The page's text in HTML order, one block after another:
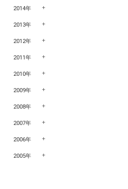
2014年
2013年
2012年
2011年
2010年
2009年
2008年
2007年
2006年
2005年